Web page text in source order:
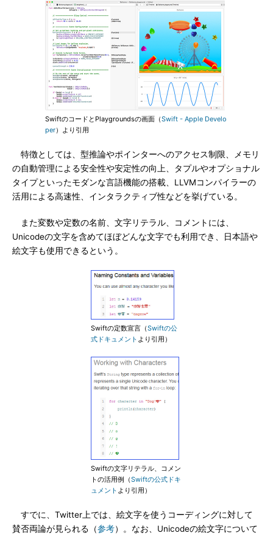
SwiftのコードとPlaygroundsの画面（Swift - Apple Develo
per）より引用
特徴としては、型推論やポインターへのアクセス制限、メモリ
の自動管理による安全性や安定性の向上、タプルやオプショナル
タイプといったモダンな言語機能の搭載、LLVMコンパイラーの
活用による高速性、インタラクティブ性などを挙げている。
また変数や定数の名前、文字リテラル、コメントには、
Unicodeの文字を含めてほぼどんな文字でも利用でき、日本語や
絵文字も使用できるという。
Swiftの定数宣言（Swiftの公
式ドキュメント より引用）
Swiftの文字リテラル、コメン
トの活用例（Swiftの公式ドキ
ュメント より引用）
すでに、Twitter上では、絵文字を使うコーディングに対して
賛否両論が見られる（参考）。なお、Unicodeの絵文字について